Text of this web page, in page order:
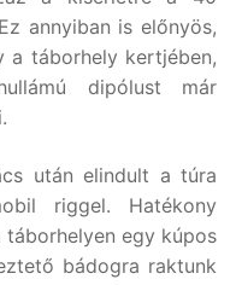
annyiban is előnyös,
a táborhely kertjében,
dipólust már
után elindult a túra
riggel. Hatékony
egy kúpos
bádogra raktunk